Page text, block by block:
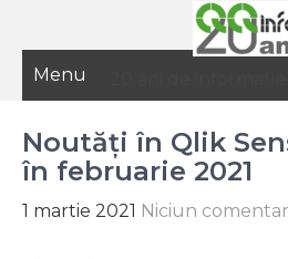
Menu
Noutăți în Qlik
în februarie 2021
1 martie 2021 Niciun